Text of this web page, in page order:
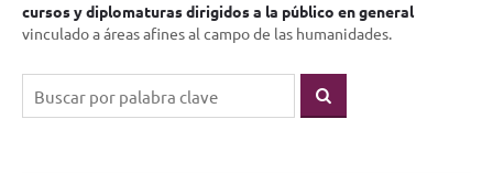
cursos y diplomaturas dirigidos a la público en general
vinculado a áreas afines al campo de las humanidades.